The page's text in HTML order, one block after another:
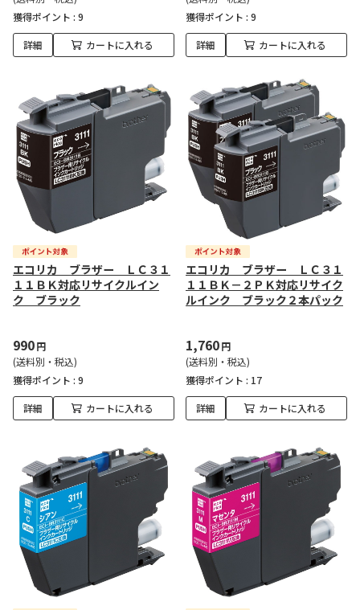
獲得ポイント : 9
詳細 カートに入れる
獲得ポイント : 9
詳細 カートに入れる
エコリカ ブラザー ＬＣ３１
１１ＢＫ対応リサイクルイン
ク ブラック
990円
(送料別・税込)
獲得ポイント : 9
詳細 カートに入れる
エコリカ ブラザー ＬＣ３１
１１ＢＫ－２ＰＫ対応リサイク
ルインク ブラック２本パック
1,760円
(送料別・税込)
獲得ポイント : 17
詳細 カートに入れる